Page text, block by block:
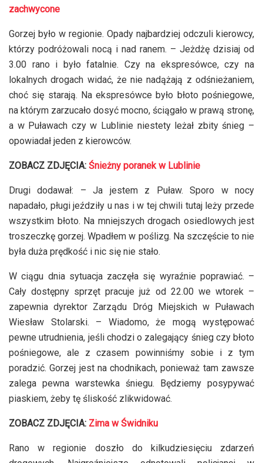
zachwycone
Gorzej było w regionie. Opady najbardziej odczuli kierowcy,
którzy podróżowali nocą i nad ranem. – Jeżdżę dzisiaj od
3.00 rano i było fatalnie. Czy na ekspresówce, czy na
lokalnych drogach widać, że nie nadążają z odśnieżaniem,
choć się starają. Na ekspresówce było błoto pośniegowe,
na którym zarzucało dosyć mocno, ściągało w prawą stronę,
a w Puławach czy w Lublinie niestety leżał zbity śnieg –
opowiadał jeden z kierowców.
ZOBACZ ZDJĘCIA: Śnieżny poranek w Lublinie
Drugi dodawał: – Ja jestem z Puław. Sporo w nocy
napadało, pługi jeździły u nas i w tej chwili tutaj leży przede
wszystkim błoto. Na mniejszych drogach osiedlowych jest
troszeczkę gorzej. Wpadłem w poślizg. Na szczęście to nie
była duża prędkość i nic się nie stało.
W ciągu dnia sytuacja zaczęła się wyraźnie poprawiać. –
Cały dostępny sprzęt pracuje już od 22.00 we wtorek –
zapewnia dyrektor Zarządu Dróg Miejskich w Puławach
Wiesław Stolarski. – Wiadomo, że mogą występować
pewne utrudnienia, jeśli chodzi o zalegający śnieg czy błoto
pośniegowe, ale z czasem powinniśmy sobie i z tym
poradzić. Gorzej jest na chodnikach, ponieważ tam zawsze
zalega pewna warstewka śniegu. Będziemy posypywać
piaskiem, żeby tę śliskość zlikwidować.
ZOBACZ ZDJĘCIA: Zima w Świdniku
Rano w regionie doszło do kilkudziesięciu zdarzeń